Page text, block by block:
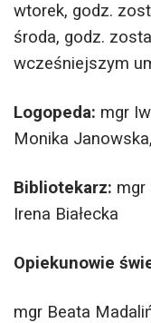
wtorek, godz.
środa, godz.
wcześniejszym
Logopeda: mgr
Monika
Bibliotekarz: mgr
Irena Białecka
Opiekunowie
mgr Beata